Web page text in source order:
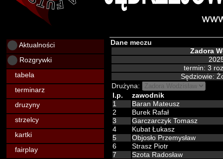
Aktualności
Rozgrywki
tabela
terminarz
druzyny
strzelcy
kartki
fairplay
Dane meczu
Zadora
termin: 3
Sędziowie:
Drużyna:
l.p.
zawodnik
1
Baran Mateusz
2
Burek Rafał
3
Garczarczyk Tomasz
4
Kubat Łukasz
5
Objosło Przemysław
6
Strasz Piotr
7
Szota Radosław